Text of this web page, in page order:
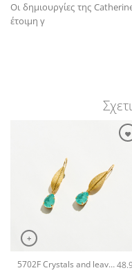
Οι δημιουργίες της
έτοιμη γ
+
5702F Crystals and leaves small χειροποίητα σκουλαρίκια Catherine bijoux Τυρκουάζ